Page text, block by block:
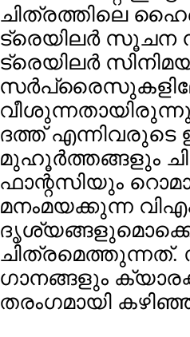
ചിത്രത്തിലെ
ട്രെയിലര്‍ സൂചന
ട്രെയിലര്‍
ദത്ത്
മുഹൂര്‍ത്തങ്ങളും
ഫാന്റസിയും
മനംമയക്കുന്ന
ദൃശ്യങ്ങളുമൊക്കെ
ചിത്രമെത്തുന്നത്.
ഗാനങ്ങളും
തരംഗമായി